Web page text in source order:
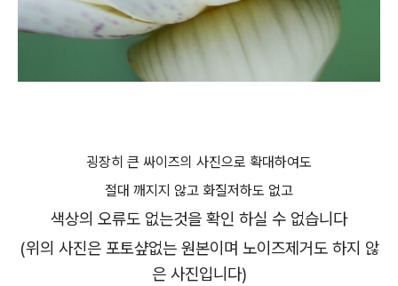
굉장히 큰 싸이즈의 사진으로 확대하여도
절대 깨지지 않고 화질저하도 없고
색상의 오류도 없는것을 확인 하실 수 없습니다
(위의 사진은 포토샾없는 원본이며 노이즈제거도 하지 않
은 사진입니다)